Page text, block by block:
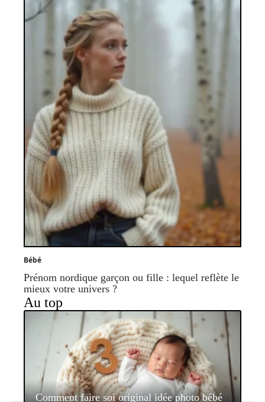
Bébé
Prénom nordique garçon ou fille : lequel reflète le
mieux votre univers ?
Au top
Comment faire soi original idée photo bébé